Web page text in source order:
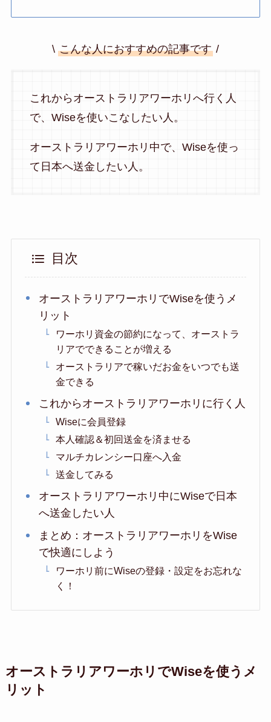
\ こんな人におすすめの記事です /
これからオーストラリアワーホリへ行く人
で、Wiseを使いこなしたい人。
オーストラリアワーホリ中で、Wiseを使っ
て日本へ送金したい人。
目次
オーストラリアワーホリでWiseを使うメ
リット
ワーホリ資金の節約になって、オーストラ
リアでできることが増える
オーストラリアで稼いだお金をいつでも送
金できる
これからオーストラリアワーホリに行く人
Wiseに会員登録
本人確認＆初回送金を済ませる
マルチカレンシー口座へ入金
送金してみる
オーストラリアワーホリ中にWiseで日本
へ送金したい人
まとめ：オーストラリアワーホリをWise
で快適にしよう
ワーホリ前にWiseの登録・設定をお忘れな
く！
オーストラリアワーホリでWiseを使うメ
リット